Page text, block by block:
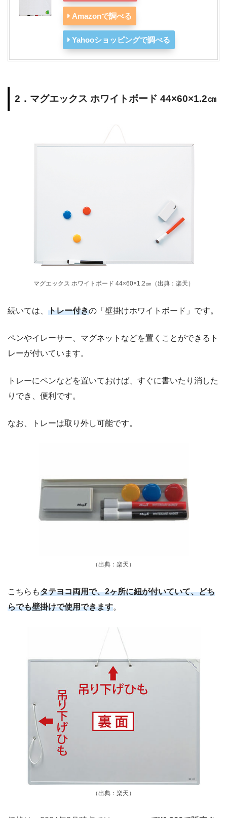
Amazonで調べる
Yahooショッピングで調べる
2．マグエックス ホワイトボード 44×60×1.2㎝
マグエックス ホワイトボード 44×60×1.2㎝（出典：楽天）
続いては、 トレー付きの「壁掛けホワイトボード」です。
ペンやイレーサー、マグネットなどを置くことができるト
レーが付いています。
トレーにペンなどを置いておけば、すぐに書いたり消した
りでき、便利です。
なお、トレーは取り外し可能です。
（出典：楽天）
こちらもタテヨコ両用で、2ヶ所に紐が付いていて、どち
らでも壁掛けで使用できます。
（出典：楽天）